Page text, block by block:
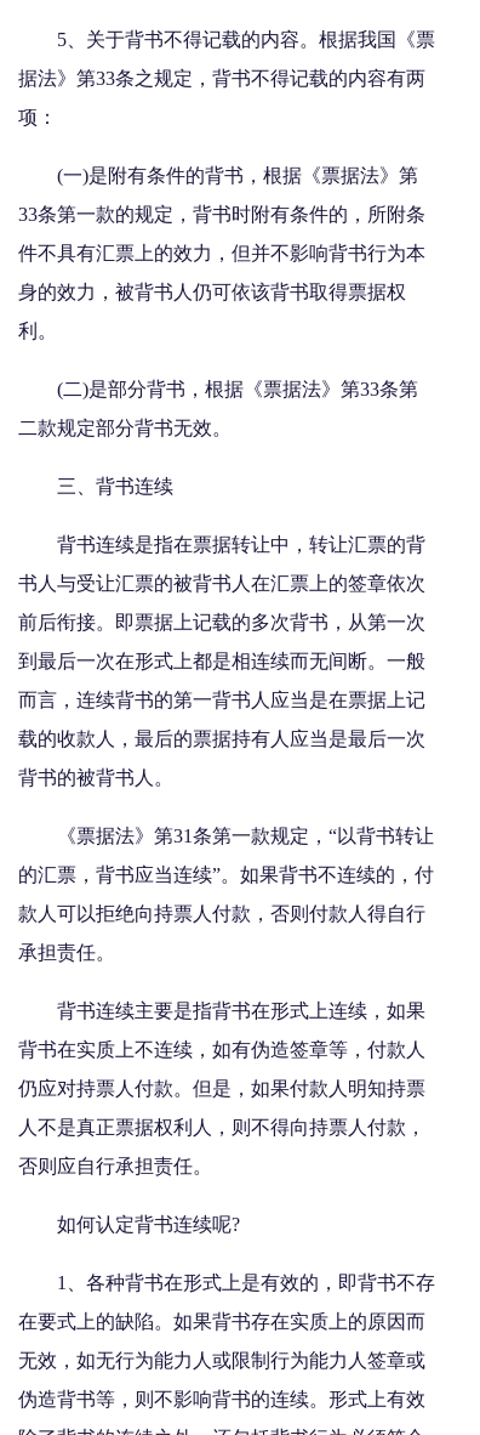
5、关于背书不得记载的内容。根据我国《票
据法》第33条之规定，背书不得记载的内容有两
项：
(一)是附有条件的背书，根据《票据法》第
33条第一款的规定，背书时附有条件的，所附条
件不具有汇票上的效力，但并不影响背书行为本
身的效力，被背书人仍可依该背书取得票据权
利。
(二)是部分背书，根据《票据法》第33条第
二款规定部分背书无效。
三、背书连续
背书连续是指在票据转让中，转让汇票的背
书人与受让汇票的被背书人在汇票上的签章依次
前后衔接。即票据上记载的多次背书，从第一次
到最后一次在形式上都是相连续而无间断。一般
而言，连续背书的第一背书人应当是在票据上记
载的收款人，最后的票据持有人应当是最后一次
背书的被背书人。
《票据法》第31条第一款规定，“以背书转让
的汇票，背书应当连续”。如果背书不连续的，付
款人可以拒绝向持票人付款，否则付款人得自行
承担责任。
背书连续主要是指背书在形式上连续，如果
背书在实质上不连续，如有伪造签章等，付款人
仍应对持票人付款。但是，如果付款人明知持票
人不是真正票据权利人，则不得向持票人付款，
否则应自行承担责任。
如何认定背书连续呢?
1、各种背书在形式上是有效的，即背书不存
在要式上的缺陷。如果背书存在实质上的原因而
无效，如无行为能力人或限制行为能力人签章或
伪造背书等，则不影响背书的连续。形式上有效